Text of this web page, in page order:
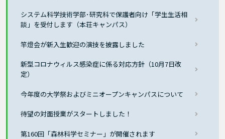
システム科学技術学部･研究科で保護者向け「学生生活相
談」を受付します（本荘キャンパス）
竿燈会が新入生歓迎の演技を披露しました
新型コロナウィルス感染症に係る対応方針（10月7日改
定）
今年度の大学祭およびミニオープンキャンパスについて
待望の対面授業がスタートしました！
第160回「森林科学セミナー」が開催されます